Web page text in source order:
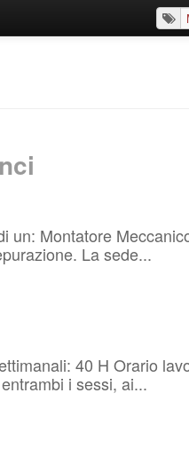
Montatore
La sede...
40 H Orario
i sessi, ai...